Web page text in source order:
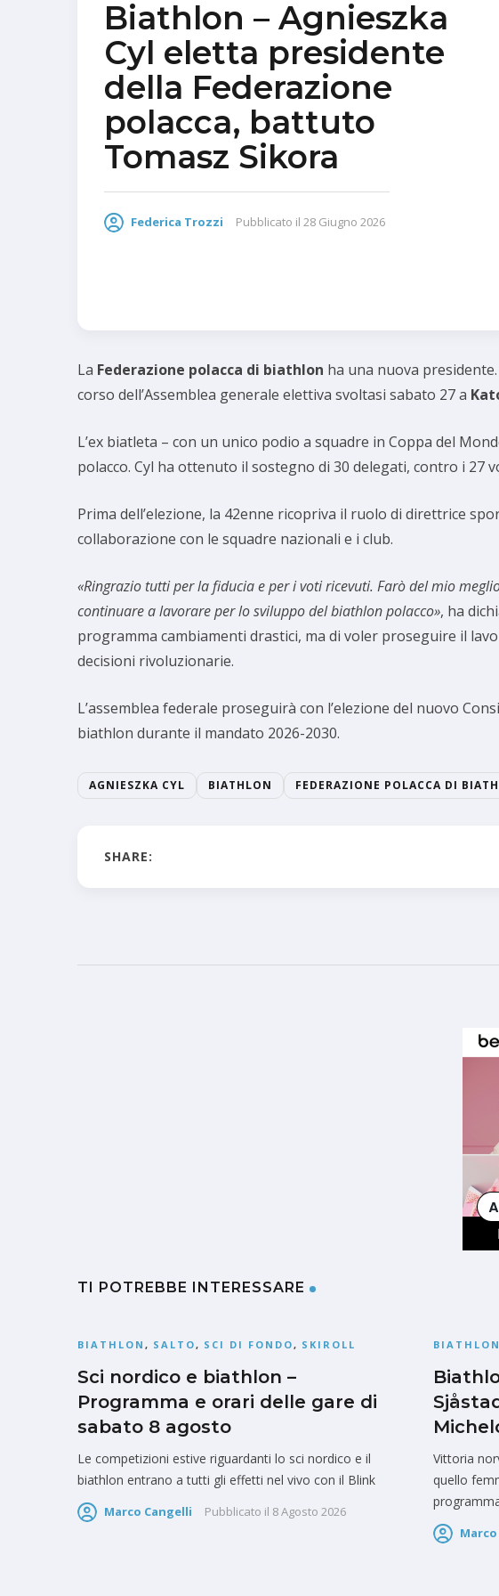
Biathlon – Agnieszka
Cyl eletta presidente
della Federazione
polacca, battuto
Tomasz Sikora
Federica Trozzi Pubblicato il 28 Giugno 2026
La Federazione polacca di biathlon ha una nuova presidente.
corso dell’Assemblea generale elettiva svoltasi sabato 27 a
L’ex biatleta – con un unico podio a squadre in Coppa del
polacco. Cyl ha ottenuto il sostegno di 30 delegati, contro i 27
Prima dell’elezione, la 42enne ricopriva il ruolo di direttrice
collaborazione con le squadre nazionali e i club.
«Ringrazio tutti per la fiducia e per i voti ricevuti. Farò del mio
continuare a lavorare per lo sviluppo del biathlon polacco», ha
programma cambiamenti drastici, ma di voler proseguire il
decisioni rivoluzionarie.
L’assemblea federale proseguirà con l’elezione del nuovo
biathlon durante il mandato 2026-2030.
AGNIESZKA CYL BIATHLON FEDERAZIONE POLACCA DI
SHARE:
TI POTREBBE INTERESSARE
BIATHLON , SALTO, SCI DI FONDO, SKIROLL
Sci nordico e biathlon –
Programma e orari delle gare di
sabato 8 agosto
Le competizioni estive riguardanti lo sci nordico e il
biathlon entrano a tutti gli effetti nel vivo con il Blink
Marco Cangelli Pubblicato il 8 Agosto 2026
BIATHLON
Vittoria
quello